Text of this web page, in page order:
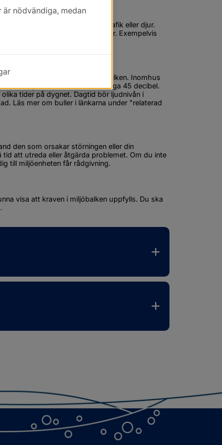
restauranger, skjutbanor, trafik eller djur.
vilken typ av ljud de utsätts för. Exempelvis
en olägenhet enligt miljöbalken. Inomhus
ljudnivån bör inte överstiga 45 decibel.
tider på dygnet. Dagtid bör ljudnivån i
Läs mer om buller i länkarna under "relaterad
den som orsakar störningen eller din
att utreda eller åtgärda problemet. Om du inte
till miljöenheten får rådgivning.
visa att kraven i miljöbalken uppfylls. Du ska
nödvändiga, medan